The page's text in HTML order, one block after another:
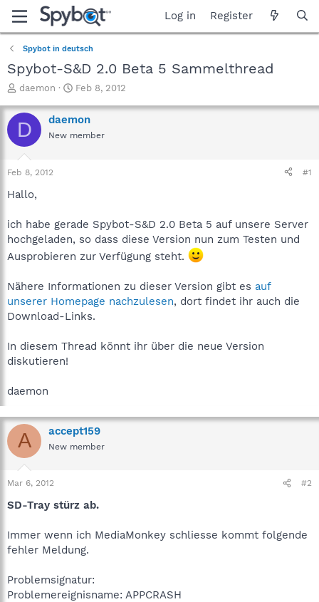
Log in Register
Spybot in deutsch
Spybot-S&D 2.0 Beta 5 Sammelthread
T
r
e
a
t
a
e
r
daemon
S
a
r
t
Feb 8, 2012
D daemon
New member
Feb 8, 2012 #1
Hallo,
ich habe gerade Spybot-S&D 2.0 Beta 5 auf unsere Server
hochgeladen, so dass diese Version nun zum Testen und
Ausprobieren zur Verfügung steht.
Nähere Informationen zu dieser Version gibt es auf
unserer Homepage nachzulesen, dort findet ihr auch die
Download-Links.
In diesem Thread könnt ihr über die neue Version
diskutieren!
daemon
A accept159
New member
Mar 6, 2012 #2
SD-Tray stürz ab.
Immer wenn ich MediaMonkey schliesse kommt folgende
fehler Meldung.
Problemsignatur:
Problemereignisname: APPCRASH